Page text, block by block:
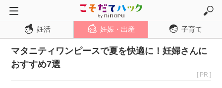
トップページ
妊活
妊娠・出産
妊活 妊娠・出産 子育て
マタニティワンピースで夏を快適に！妊婦さんに
おすすめ7選
[ PR ]